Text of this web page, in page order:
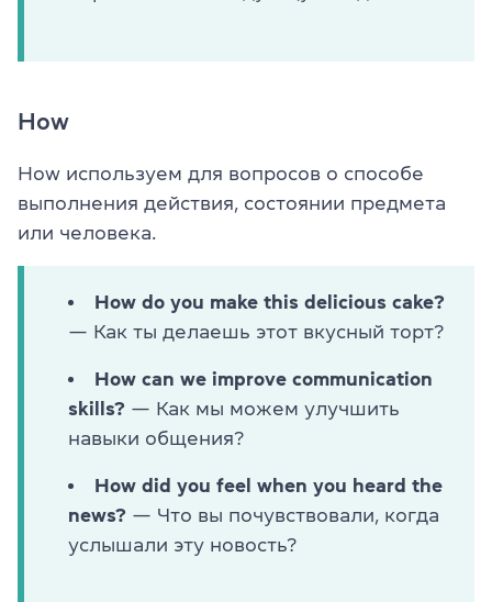
How
How используем для вопросов о способе
выполнения действия, состоянии предмета
или человека.
How do you make this delicious cake?
— Как ты делаешь этот вкусный торт?
How can we improve communication
skills? — Как мы можем улучшить
навыки общения?
How did you feel when you heard the
news? — Что вы почувствовали, когда
услышали эту новость?